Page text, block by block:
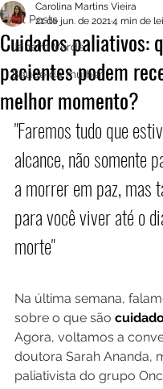
All Posts
Janeiro Verde
Saúde da mulher
Cuidados paliativos:
pacientes podem
melhor momento?
Carolina Martins Vieira
21 de jun. de 20214 min de
"Faremos tudo que
alcance, não somente
a morrer em paz, mas
para você viver até o
morte"
Na última semana,
sobre o que são
Agora, voltamos a
doutora Sarah Ananda,
paliativista do grupo